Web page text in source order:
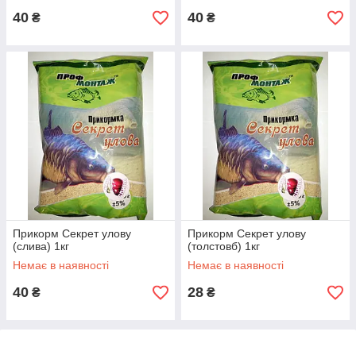
40 ₴ 40 ₴
Прикорм Секрет улову
(слива) 1кг
Немає в наявності
40 ₴
Прикорм Секрет улову
(толстовб) 1кг
Немає в наявності
28 ₴